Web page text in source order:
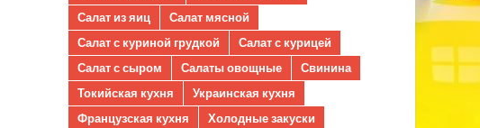
Салат из яиц
Салат мясной
Салат с куриной грудкой
Салат с курицей
Салат с сыром
Салаты овощные
Свинина
Токийская кухня
Украинская кухня
Французская кухня
Холодные закуски